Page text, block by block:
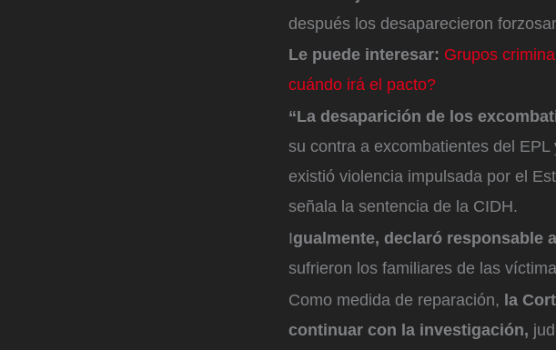
después los desaparecieron
Le puede interesar: Grupos
cuándo irá el pacto?
“La desaparición de los
su contra a excombatientes del
existió violencia impulsada por el
señala la sentencia de la CIDH.
Igualmente, declaró responsable
sufrieron los familiares de las
Como medida de reparación, la
continuar con la investigación,